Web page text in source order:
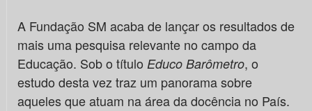
A Fundação SM acaba de lançar os resultados de
mais uma pesquisa relevante no campo da
Educação. Sob o título Educo Barômetro, o
estudo desta vez traz um panorama sobre
aqueles que atuam na área da docência no País.